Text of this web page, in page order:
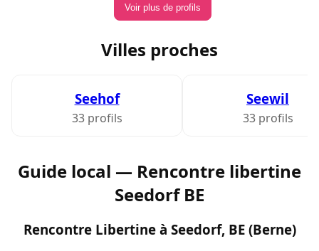
Voir plus de profils
Villes proches
Seehof
33 profils
Seewil
33 profils
Guide local — Rencontre libertine
Seedorf BE
Rencontre Libertine à Seedorf, BE (Berne)